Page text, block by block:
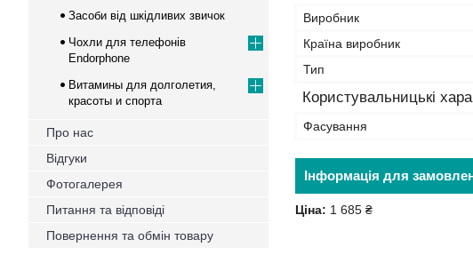
Виробник
Країна виробник
Тип
Користувальницькі
Фасування
Інформація для
Ціна: 1 685 ₴
Засоби від шкідливих звичок
Чохли для телефонів
Endorphone
Витамины для долголетия,
красоты и спорта
Про нас
Відгуки
Фотогалерея
Питання та відповіді
Повернення та обмін товару